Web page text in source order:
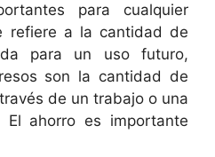
para cualquier
refiere a la cantidad de
para un uso futuro,
son la cantidad de
de un trabajo o una
El ahorro es importante